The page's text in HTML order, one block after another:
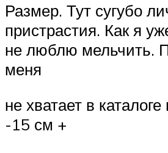
Размер. Тут сугубо
пристрастия. Как я
не люблю мельчить.
меня
не хватает в
-15 см +